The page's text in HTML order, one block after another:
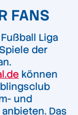
FANS
Liga
der
können
und
Das